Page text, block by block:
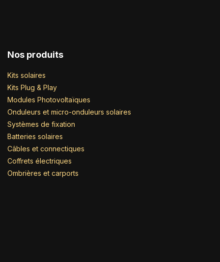
Nos produits
Kits solaires
Kits Plug & Play
Modules Photovoltaïques
Onduleurs et micro-onduleurs solaires
Systèmes de fixation
Batteries solaires
Câbles et connectiques
Coffrets électriques
Ombrières et carports